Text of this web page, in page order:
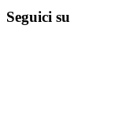
Seguici su